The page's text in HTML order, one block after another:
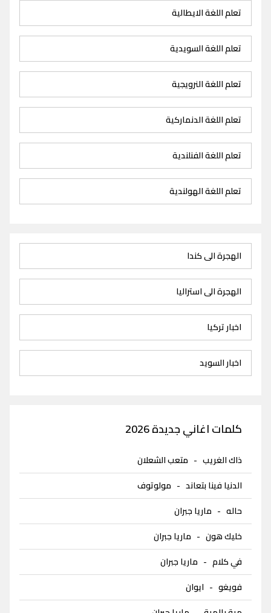
تعلم اللغة الايطالية
تعلم اللغة السويدية
تعلم اللغة النرويجية
تعلم اللغة الدنماركية
تعلم اللغة الفنلندية
تعلم اللغة الهولندية
الهجرة الى كندا
الهجرة الى استراليا
اخبار تركيا
اخبار السويد
كلمات اغاني جديدة 2026
ذاك الغريب - متعب الشعلان
الدنيا فينا بتعاند - مولوتوف
حاله - ماريا جبران
خليك هون - ماريا جبران
في كلام - ماريا جبران
فويغو - ايوان